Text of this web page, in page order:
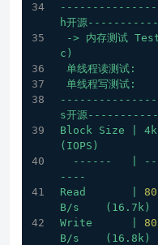
h开源
->
内存测试
c)
单线程读测试:
单线程写测试:
s开源
Block Size 4k
(IOPS)
------
----
Read
B/s
(16.7k)
Write
B/s
(16.8k)